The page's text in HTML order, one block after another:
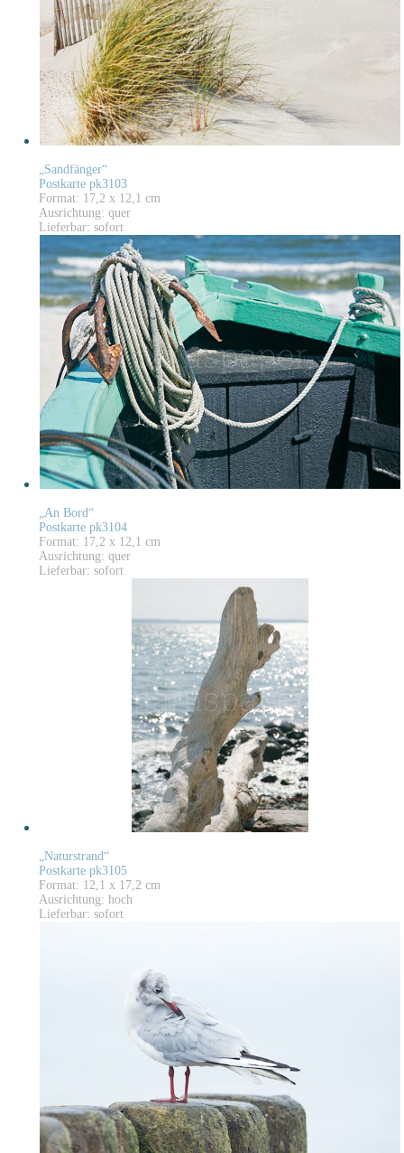
„Sandfänger“
Postkarte pk3103
Format: 17,2 x 12,1 cm
Ausrichtung: quer
Lieferbar: sofort
„An Bord“
Postkarte pk3104
Format: 17,2 x 12,1 cm
Ausrichtung: quer
Lieferbar: sofort
„Naturstrand“
Postkarte pk3105
Format: 12,1 x 17,2 cm
Ausrichtung: hoch
Lieferbar: sofort